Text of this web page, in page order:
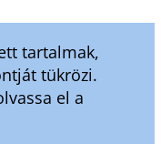
tartalmak,
tükrözi.
el a